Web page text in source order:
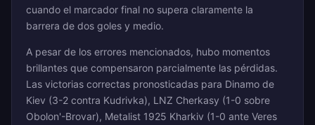
cuando el marcador final no supera claramente la
barrera de dos goles y medio.
A pesar de los errores mencionados, hubo momentos
brillantes que compensaron parcialmente las pérdidas.
Las victorias correctas pronosticadas para Dinamo de
Kiev (3-2 contra Kudrivka), LNZ Cherkasy (1-0 sobre
Obolon'-Brovar), Metalist 1925 Kharkiv (1-0 ante Veres